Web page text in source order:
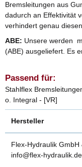
Bremsleitungen aus
dadurch an Effektivität
verhindert genau
ABE: Unsere werden
(ABE) ausgeliefert. Es
Passend für:
Stahlflex
o. Integral - [VR]
Hersteller
Flex-Hydraulik
info@flex-hydraulik.de